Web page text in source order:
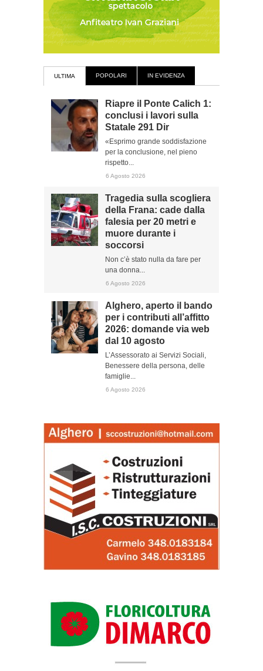
ULTIMA POPOLARI IN EVIDENZA
Riapre il Ponte Calich 1:
conclusi i lavori sulla
Statale 291 Dir
«Esprimo grande soddisfazione
per la conclusione, nel pieno
rispetto...
6 Agosto 2026
Tragedia sulla scogliera
della Frana: cade dalla
falesia per 20 metri e
muore durante i
soccorsi
Non c’è stato nulla da fare per
una donna...
6 Agosto 2026
Alghero, aperto il bando
per i contributi all’affitto
2026: domande via web
dal 10 agosto
L’Assessorato ai Servizi Sociali,
Benessere della persona, delle
famiglie...
6 Agosto 2026